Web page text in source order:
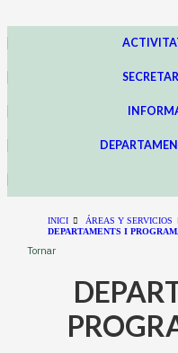
INICI ÁREAS Y SERVICIOS
DEPARTAMENTS I
Tornar